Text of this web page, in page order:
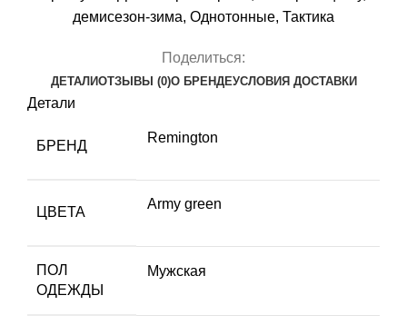
ARMY
GREEN
демисезон-зима, Однотонные, Тактика
Поделиться:
ДЕТАЛИОТЗЫВЫ (0)О БРЕНДЕУСЛОВИЯ ДОСТАВКИ
Детали
БРЕНД
Remington
ЦВЕТА
Army green
ПОЛ
ОДЕЖДЫ
Мужская